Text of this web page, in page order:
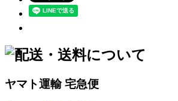
ヤマト運輸 宅急便